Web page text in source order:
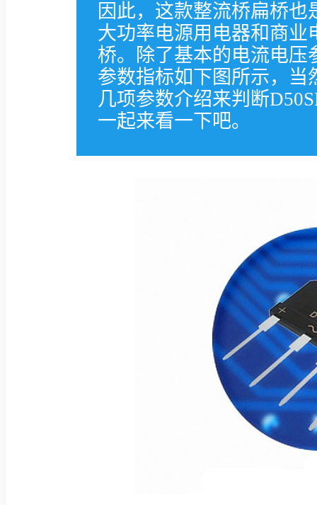
因此，这款整流桥扁桥
大功率电源用电器和商业
桥。除了基本的电流电压
参数指标如下图所示，当
几项参数介绍来判断
一起来看一下吧。